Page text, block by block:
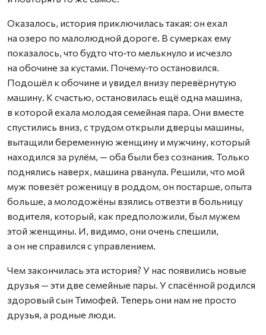
Оказалось, история приключилась такая: он ехал
на озеро по малолюдной дороге. В сумерках ему
показалось, что будто что‑то мелькнуло и исчезло
на обочине за кустами. Почему‑то остановился.
Подошёл к обочине и увидел внизу перевёрнутую
машину. К счастью, остановилась ещё одна машина,
в которой ехала молодая семейная пара. Они вместе
спустились вниз, с трудом открыли дверцы машины,
вытащили беременную женщину и мужчину, который
находился за рулём, — оба были без сознания. Только
поднялись наверх, машина рванула. Решили, что мой
муж повезёт роженицу в роддом, он постарше, опыта
больше, а молодожёны взялись отвезти в больницу
водителя, который, как предположили, был мужем
этой женщины. И, видимо, они очень спешили,
а он не справился с управлением.
Чем закончилась эта история? У нас появились новые
друзья — эти две семейные пары. У спасённой родился
здоровый сын Тимофей. Теперь они нам не просто
друзья, а родные люди.